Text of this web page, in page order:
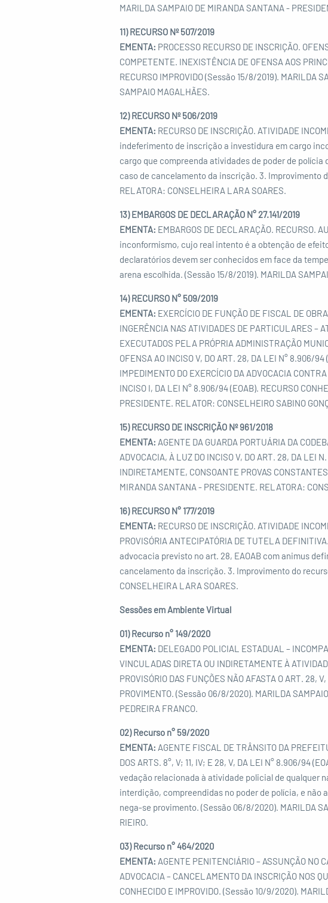
MARILDA SAMPAIO DE MIRANDA SANTANA -
11) RECURSO Nº 507/2019
EMENTA: PROCESSO RECURSO DE INSCRIÇÃO.
COMPETENTE. INEXISTÊNCIA DE OFENSA AOS
RECURSO IMPROVIDO (Sessão 15/8/2019). MARILDA
SAMPAIO MAGALHÃES.
12) RECURSO Nº 506/2019
EMENTA: RECURSO DE INSCRIÇÃO. ATIVIDADE
indeferimento de inscrição a investidura em cargo
cargo que compreenda atividades de poder de
caso de cancelamento da inscrição. 3. Improvimento
RELATORA: CONSELHEIRA LARA SOARES.
13) EMBARGOS DE DECLARAÇÃO N° 27.141/2019
EMENTA: EMBARGOS DE DECLARAÇÃO. RECURSO.
inconformismo, cujo real intento é a obtenção de
declaratórios devem ser conhecidos em face da
arena escolhida. (Sessão 15/8/2019). MARILDA
14) RECURSO N° 509/2019
EMENTA: EXERCÍCIO DE FUNÇÃO DE FISCAL DE
INGERÊNCIA NAS ATIVIDADES DE PARTICULARES –
EXECUTADOS PELA PRÓPRIA ADMINISTRAÇÃO
OFENSA AO INCISO V, DO ART. 28, DA LEI N° 8.906/
IMPEDIMENTO DO EXERCÍCIO DA ADVOCACIA
INCISO I, DA LEI N° 8.906/94 (EOAB). RECURSO
PRESIDENTE. RELATOR: CONSELHEIRO SABINO
15) RECURSO DE INSCRIÇÃO Nº 961/2018
EMENTA: AGENTE DA GUARDA PORTUÁRIA DA
ADVOCACIA, À LUZ DO INCISO V, DO ART. 28, DA LEI
INDIRETAMENTE, CONSOANTE PROVAS
MIRANDA SANTANA - PRESIDENTE. RELATORA:
16) RECURSO N° 177/2019
EMENTA: RECURSO DE INSCRIÇÃO. ATIVIDADE
PROVISÓRIA ANTECIPATÓRIA DE TUTELA
advocacia previsto no art. 28, EAOAB com animus
cancelamento da inscrição. 3. Improvimento do
CONSELHEIRA LARA SOARES.
Sessões em Ambiente Virtual
01) Recurso n° 149/2020
EMENTA: DELEGADO POLICIAL ESTADUAL –
VINCULADAS DIRETA OU INDIRETAMENTE À
PROVISÓRIO DAS FUNÇÕES NÃO AFASTA O ART. 28,
PROVIMENTO. (Sessão 06/8/2020). MARILDA
PEDREIRA FRANCO.
02) Recurso n° 59/2020
EMENTA: AGENTE FISCAL DE TRÂNSITO DA
DOS ARTS. 8°, V; 11, IV; E 28, V, DA LEI N° 8.906/94
vedação relacionada à atividade policial de qualquer
interdição, compreendidas no poder de polícia, e não
nega-se provimento. (Sessão 06/8/2020). MARILDA
RIEIRO.
03) Recurso n° 464/2020
EMENTA: AGENTE PENITENCIÁRIO – ASSUNÇÃO NO
ADVOCACIA – CANCELAMENTO DA INSCRIÇÃO NOS
CONHECIDO E IMPROVIDO. (Sessão 10/9/2020).